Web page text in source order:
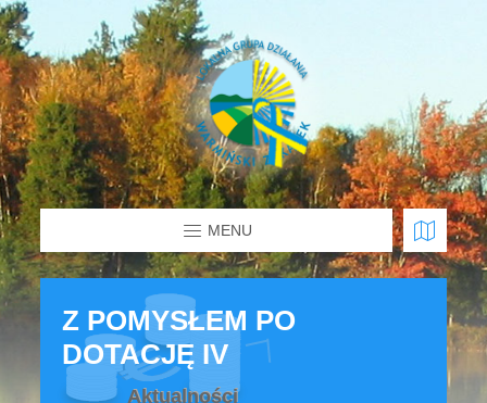
MENU
Z POMYSŁEM PO
DOTACJĘ IV
Aktualności